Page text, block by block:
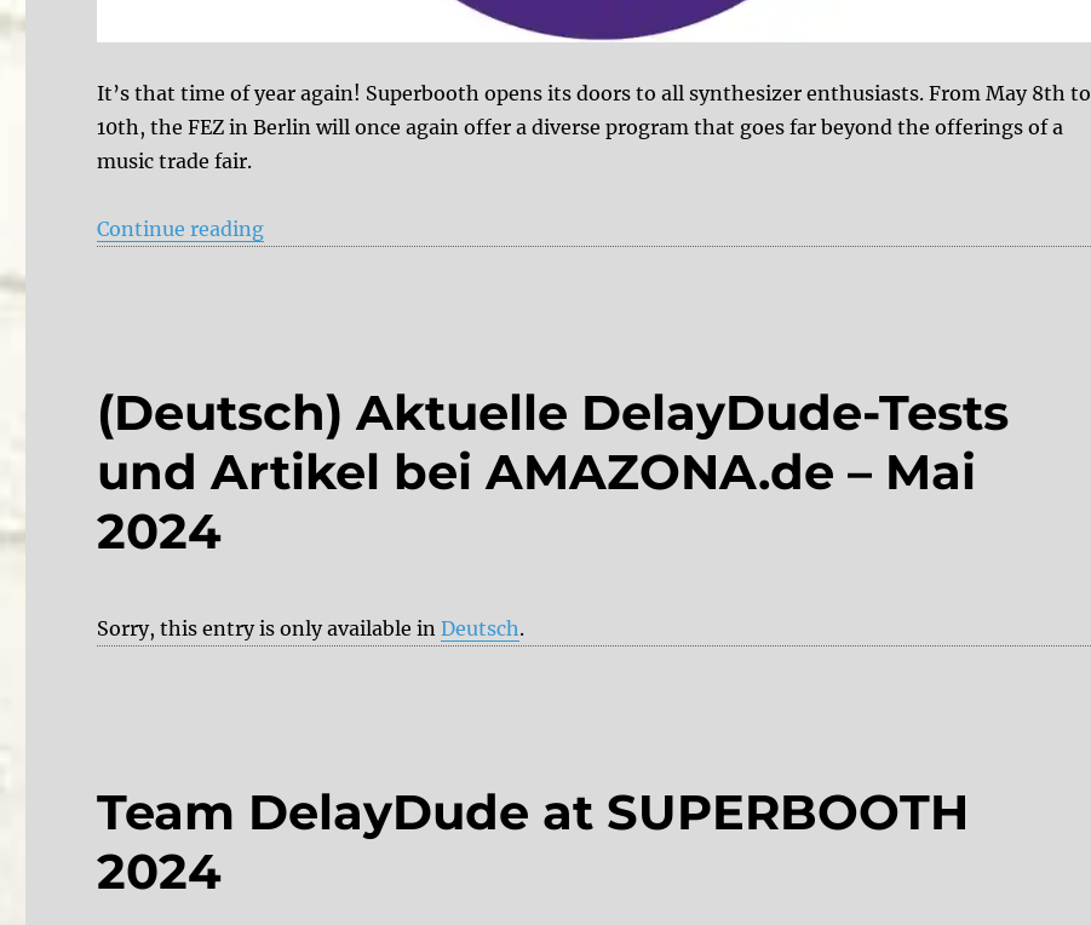
It’s that time of year again! Superbooth opens its doors to all synthesizer enthusiasts. From May 8th to
10th, the FEZ in Berlin will once again offer a diverse program that goes far beyond the offerings of a
music trade fair.
Continue reading“Superbooth Berlin 2025 – DelayDude is there”
(Deutsch) Aktuelle DelayDude-Tests
und Artikel bei AMAZONA.de – Mai
2024
Sorry, this entry is only available inDeutsch.
Team DelayDude at SUPERBOOTH
2024